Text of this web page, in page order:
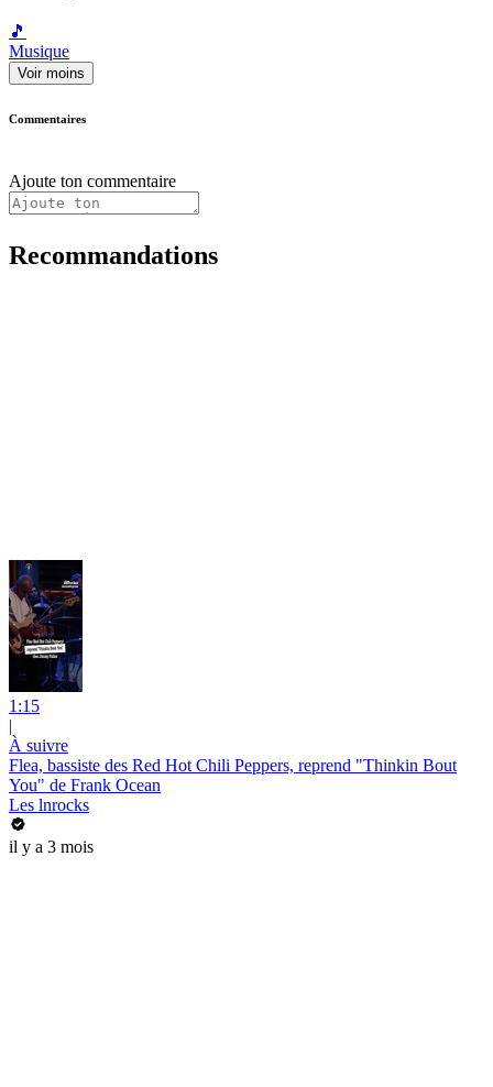
🎵
Musique
Voir moins
Commentaires
Ajoute ton commentaire
Recommandations
1:15
|
À suivre
Flea, bassiste des Red Hot Chili Peppers, reprend "Thinkin Bout
You" de Frank Ocean
Les lnrocks
il y a 3 mois